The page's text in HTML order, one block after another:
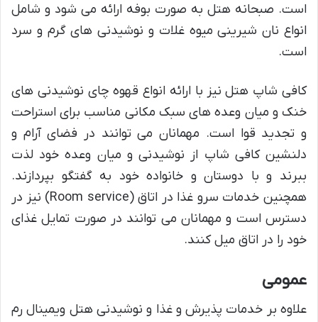
است. صبحانه هتل به صورت بوفه ارائه می شود و شامل
انواع نان شیرینی میوه غلات و نوشیدنی های گرم و سرد
است.
کافی شاپ هتل نیز با ارائه انواع قهوه چای نوشیدنی های
خنک و میان وعده های سبک مکانی مناسب برای استراحت
و تجدید قوا است. مهمانان می توانند در فضای آرام و
دلنشین کافی شاپ از نوشیدنی و میان وعده خود لذت
ببرند و با دوستان و خانواده خود به گفتگو بپردازند.
همچنین خدمات سرو غذا در اتاق (Room service) نیز در
دسترس است و مهمانان می توانند در صورت تمایل غذای
خود را در اتاق میل کنند.
عمومی
علاوه بر خدمات پذیرش و غذا و نوشیدنی هتل ویمینال رم